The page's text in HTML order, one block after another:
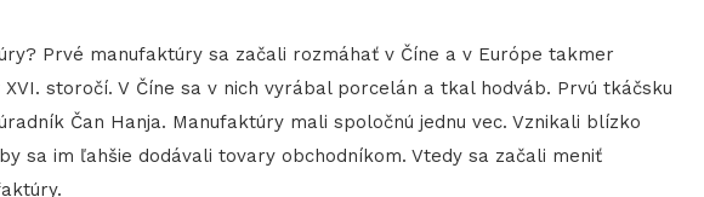
Prvé manufaktúry sa začali rozmáhať v Číne a v Európe takmer
storočí. V Číne sa v nich vyrábal porcelán a tkal hodváb. Prvú tkáčsku
Čan Hanja. Manufaktúry mali spoločnú jednu vec. Vznikali blízko
sa im ľahšie dodávali tovary obchodníkom. Vtedy sa začali meniť